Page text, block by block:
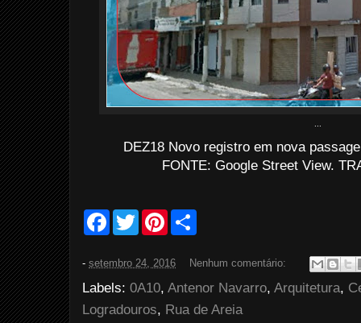
DEZ18 Novo registro em nova
FONTE: Google Street View.
F
b
o
o
k
T
w
t
e
r
P
e
e
s
e
- setembro 24, 2016 Nenhum comentário:
Labels: 0A10, Antenor Navarro, Arquitetura,
Logradouros, Rua de Areia